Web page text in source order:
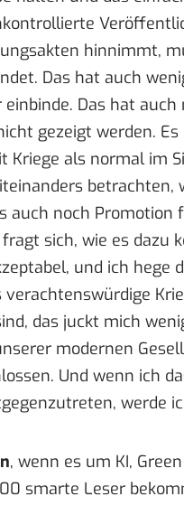
hinnimmt,
Das hat auch
Das hat
gezeigt werden.
Kriege als normal im
betrachten,
auch noch Promotion
sich, wie es dazu
und ich hege
das juckt mich
modernen
Und wenn ich
werde
, wenn es um KI,
smarte Leser